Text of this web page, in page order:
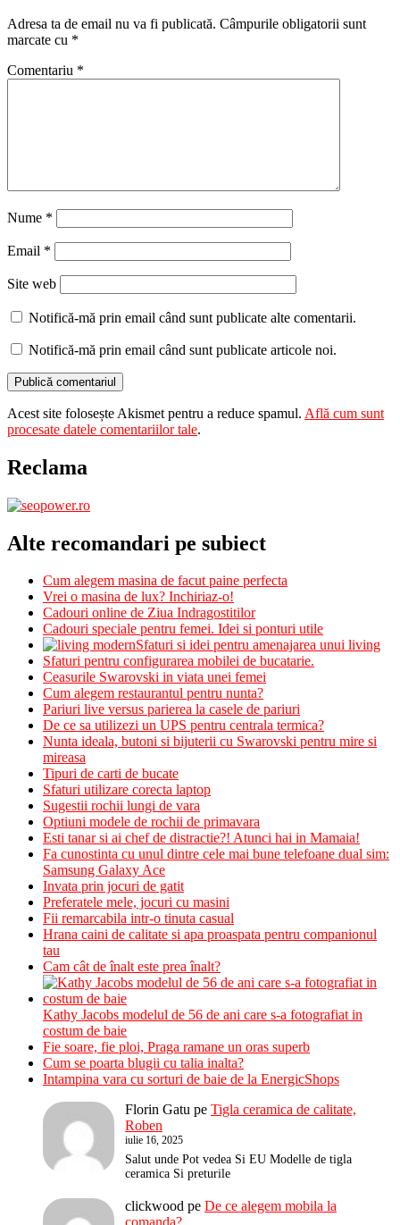
Adresa ta de email nu va fi publicată. Câmpurile obligatorii sunt
marcate cu *
Comentariu *
Nume *
Email *
Site web
Notifică-mă prin email când sunt publicate alte comentarii.
Notifică-mă prin email când sunt publicate articole noi.
Acest site folosește Akismet pentru a reduce spamul. Află cum sunt
procesate datele comentariilor tale.
Reclama
Alte recomandari pe subiect
Cum alegem masina de facut paine perfecta
Vrei o masina de lux? Inchiriaz-o!
Cadouri online de Ziua Indragostitilor
Cadouri speciale pentru femei. Idei si ponturi utile
Sfaturi si idei pentru amenajarea unui living
Sfaturi pentru configurarea mobilei de bucatarie.
Ceasurile Swarovski in viata unei femei
Cum alegem restaurantul pentru nunta?
Pariuri live versus parierea la casele de pariuri
De ce sa utilizezi un UPS pentru centrala termica?
Nunta ideala, butoni si bijuterii cu Swarovski pentru mire si
mireasa
Tipuri de carti de bucate
Sfaturi utilizare corecta laptop
Sugestii rochii lungi de vara
Optiuni modele de rochii de primavara
Esti tanar si ai chef de distractie?! Atunci hai in Mamaia!
Fa cunostinta cu unul dintre cele mai bune telefoane dual sim:
Samsung Galaxy Ace
Invata prin jocuri de gatit
Preferatele mele, jocuri cu masini
Fii remarcabila intr-o tinuta casual
Hrana caini de calitate si apa proaspata pentru companionul
tau
Cam cât de înalt este prea înalt?
Kathy Jacobs modelul de 56 de ani care s-a fotografiat in
costum de baie
Fie soare, fie ploi, Praga ramane un oras superb
Cum se poarta blugii cu talia inalta?
Intampina vara cu sorturi de baie de la EnergicShops
Florin Gatu pe Tigla ceramica de calitate,
Roben
iulie 16, 2025
Salut unde Pot vedea Si EU Modelle de tigla
ceramica Si preturile
clickwood pe De ce alegem mobila la
comanda?